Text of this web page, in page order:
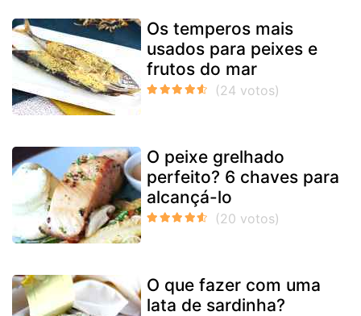
Os temperos mais
usados para peixes e
frutos do mar
O peixe grelhado
perfeito? 6 chaves para
alcançá-lo
O que fazer com uma
lata de sardinha?